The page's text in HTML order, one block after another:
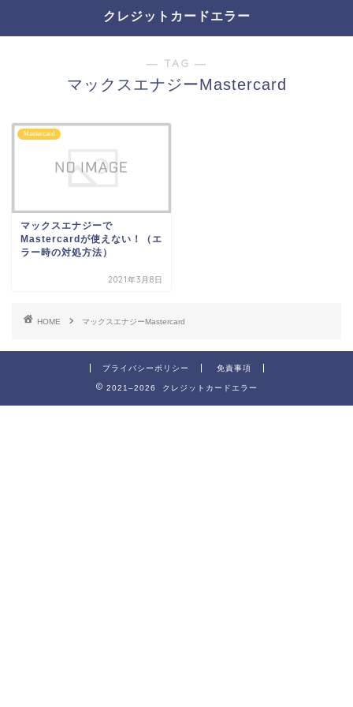
クレジットカードエラー
― TAG ―
マックスエナジーMastercard
Mastercard
マックスエナジーで
Mastercardが使えない！（エ
ラー時の対処方法）
2021年3月8日
HOME マックスエナジーMastercard
プライバシーポリシー 免責事項
2021–2026 クレジットカードエラー